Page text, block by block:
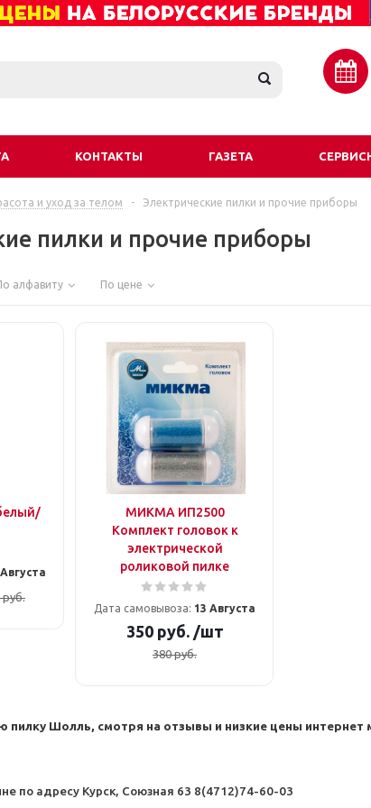
КОНТАКТЫ ГАЗЕТА
и уход за телом - Электрические пилки и прочие приборы
пилки и прочие приборы
алфавиту По цене
руб.
МИКМА ИП2500
Комплект головок к
электрической
роликовой пилке
Дата самовывоза: 13 Августа
350руб. /шт
380руб.
пилку Шолль, смотря на отзывы и низкие цены интернет
по адресу Курск, Союзная 63 8(4712)74-60-03